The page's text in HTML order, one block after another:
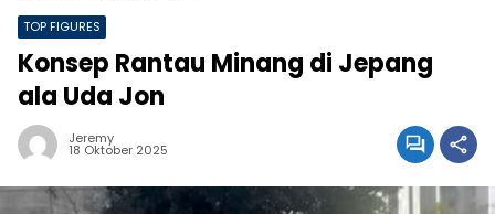
TOP FIGURES
Konsep Rantau Minang di Jepang
ala Uda Jon
Jeremy
18 Oktober 2025